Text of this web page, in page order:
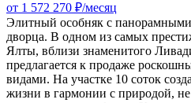
от 1 572 270 ₽/месяц
Элитный особняк с
дворца. В одном из самых
Ялты, вблизи знаменитого
предлагается к продаже
видами. На участке 10 соток
жизни в гармонии с природой, не